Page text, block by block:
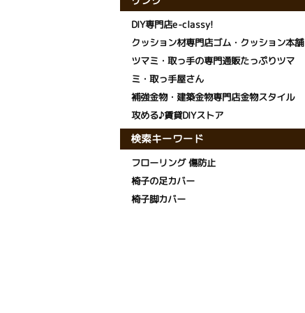
DIY専門店e-classy!
クッション材専門店ゴム・クッション本舗
ツマミ・取っ手の専門通販たっぷりツマ
ミ・取っ手屋さん
補強金物・建築金物専門店金物スタイル
攻める♪賃貸DIYストア
検索キーワード
フローリング 傷防止
椅子の足カバー
椅子脚カバー